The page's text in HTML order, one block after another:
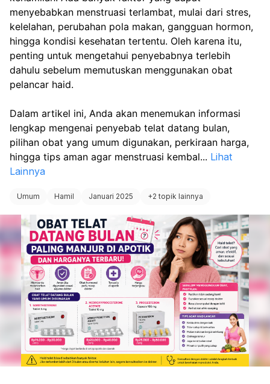
Sayuran hijau.
Buah-buahan segar.
Ikan berlemak.
Telur.
Daging tanpa lemak.
Kelola Stres dengan Baik
haid menjadi lebih teratur.
Cara sederhana yang
dilakukan:
Meditasi.
Yoga.
Jalan santai.
Mendengarkan musik.
menyebabkan menstruasi terlambat, mulai dari stres,
kelelahan, perubahan pola makan, gangguan hormon,
hingga kondisi kesehatan tertentu. Oleh karena itu,
penting untuk mengetahui penyebabnya terlebih
dahulu sebelum memutuskan menggunakan obat
pelancar haid.
Dalam artikel ini, Anda akan menemukan informasi
lengkap mengenai penyebab telat datang bulan,
pilihan obat yang umum digunakan, perkiraan harga,
hingga tips aman agar menstruasi kembal... Lihat
Lainnya
Umum Hamil Januari 2025 +2 topik lainnya